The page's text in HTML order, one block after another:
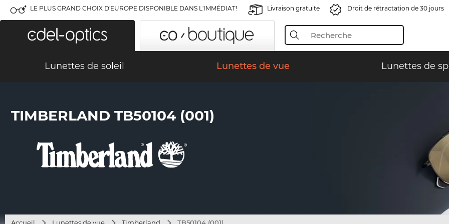
LE PLUS GRAND CHOIX D'EUROPE DISPONIBLE DANS L'IMMÉDIAT! Livraison gratuite Droit de rétractation de 30 jours
Lunettes de soleil Lunettes de vue Lunettes de
TIMBERLAND TB50104 (001)